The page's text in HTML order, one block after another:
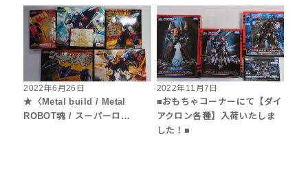
2022年6月26日
★〈Metal build / Metal
ROBOT魂 / スーパーロ…
2022年11月7日
■おもちゃコーナーにて【ダイ
アクロン各種】入荷いたしま
した！■